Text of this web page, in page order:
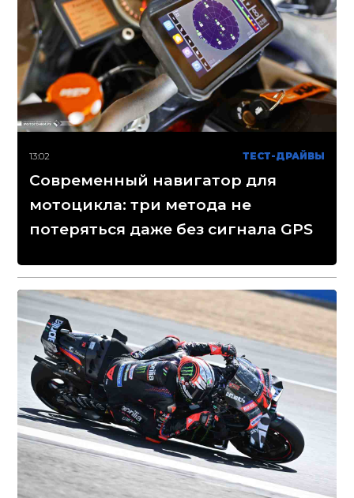
13:02 ТЕСТ-ДРАЙВЫ
Современный навигатор для
мотоцикла: три метода не
потеряться даже без сигнала GPS